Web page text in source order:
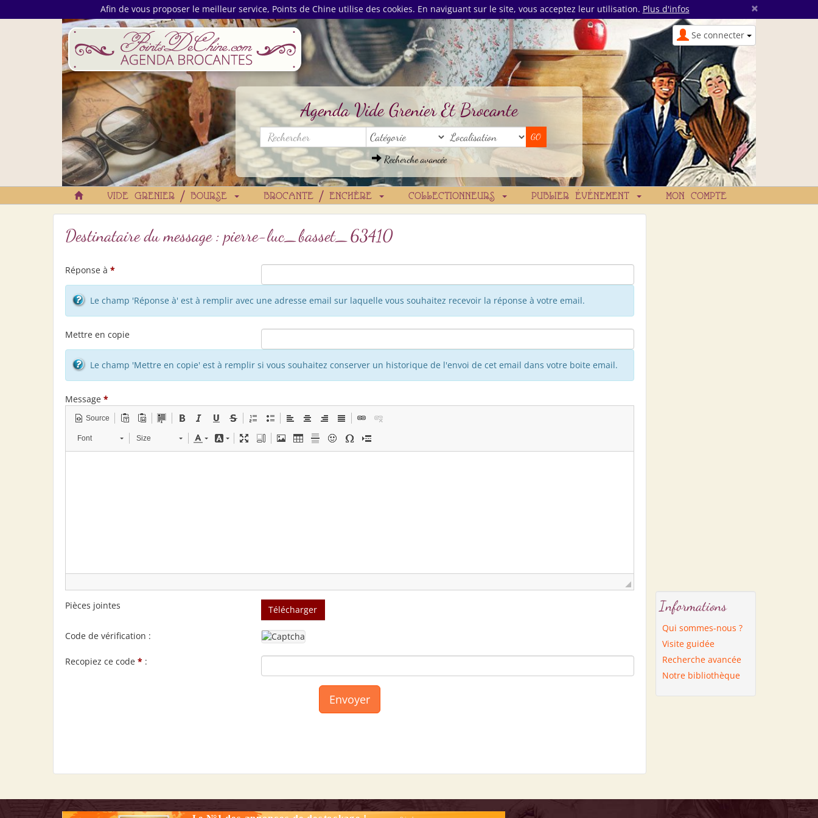
Afin de vous proposer le meilleur service, Points de Chine utilise des cookies. En naviguant sur le site, vous acceptez leur utilisation. Plus d'infos ×
Se connecter
Agenda Vide Grenier Et Brocante
Recherche avancée
VIDE GRENIER / BOURSE BROCANTE / ENCHÈRE COLLECTIONNEURS PUBLIER ÉVÉNEMENT MON COMPTE
Destinataire du message : pierre-luc_basset_63410
Réponse à *
Le champ 'Réponse à' est à remplir avec une adresse email sur laquelle vous souhaitez recevoir la réponse à votre email.
Mettre en copie
Le champ 'Mettre en copie' est à remplir si vous souhaitez conserver un historique de l'envoi de cet email dans votre boite email.
Message *
Source
Font Size
Pièces jointes Télécharger
Code de vérification :
Recopiez ce code * :
Informations
Qui sommes-nous ?
Visite guidée
Recherche avancée
Notre bibliothèque